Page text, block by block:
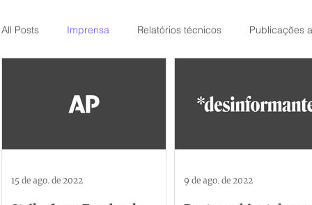
All Posts Imprensa Relatórios técnicos Publicações
15 de ago. de 2022 9 de ago. de 2022